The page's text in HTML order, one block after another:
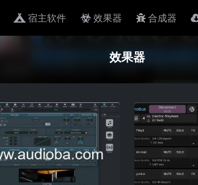
宿主软件 效果器 合成器
效果器